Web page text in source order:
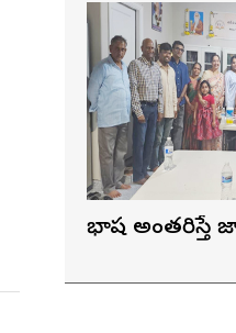
భాష అంతరిస్తే